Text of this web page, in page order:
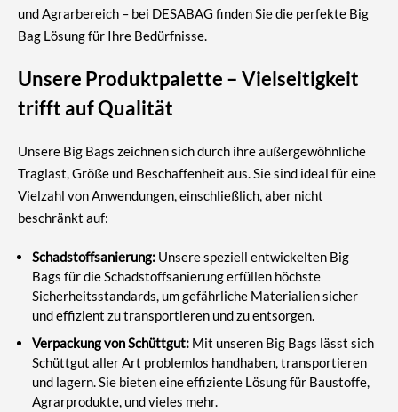
und Agrarbereich – bei DESABAG finden Sie die perfekte Big
Bag Lösung für Ihre Bedürfnisse.
Unsere Produktpalette – Vielseitigkeit
trifft auf Qualität
Unsere Big Bags zeichnen sich durch ihre außergewöhnliche
Traglast, Größe und Beschaffenheit aus. Sie sind ideal für eine
Vielzahl von Anwendungen, einschließlich, aber nicht
beschränkt auf:
Schadstoffsanierung: Unsere speziell entwickelten Big
Bags für die Schadstoffsanierung erfüllen höchste
Sicherheitsstandards, um gefährliche Materialien sicher
und effizient zu transportieren und zu entsorgen.
Verpackung von Schüttgut: Mit unseren Big Bags lässt sich
Schüttgut aller Art problemlos handhaben, transportieren
und lagern. Sie bieten eine effiziente Lösung für Baustoffe,
Agrarprodukte, und vieles mehr.